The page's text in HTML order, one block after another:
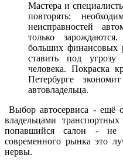
Мастера и
повторять:
неисправностей
только
больших финансовых
ставить под угрозу
человека. Покраска
Петербурге
автовладельца.
Выбор автосервиса - ещё
владельцами
попавшийся салон - не
современного рынка это
нервы.